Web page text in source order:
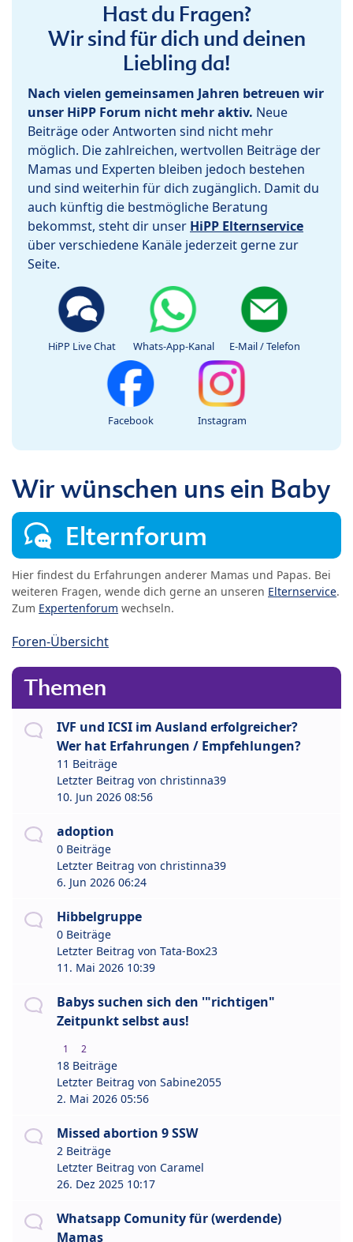
Hast du Fragen?
Wir sind für dich und deinen
Liebling da!
Nach vielen gemeinsamen Jahren betreuen wir
unser HiPP Forum nicht mehr aktiv. Neue
Beiträge oder Antworten sind nicht mehr
möglich. Die zahlreichen, wertvollen Beiträge der
Mamas und Experten bleiben jedoch bestehen
und sind weiterhin für dich zugänglich. Damit du
auch künftig die bestmögliche Beratung
bekommst, steht dir unser HiPP Elternservice
über verschiedene Kanäle jederzeit gerne zur
Seite.
HiPP Live Chat Whats-App-Kanal E-Mail / Telefon
Facebook Instagram
Wir wünschen uns ein Baby
Elternforum
Hier findest du Erfahrungen anderer Mamas und Papas. Bei
weiteren Fragen, wende dich gerne an unseren Elternservice.
Zum Expertenforum wechseln.
Foren-Übersicht
Themen
IVF und ICSI im Ausland erfolgreicher?
Wer hat Erfahrungen / Empfehlungen?
11 Beiträge
Letzter Beitrag von christinna39
10. Jun 2026 08:56
adoption
0 Beiträge
Letzter Beitrag von christinna39
6. Jun 2026 06:24
Hibbelgruppe
0 Beiträge
Letzter Beitrag von Tata-Box23
11. Mai 2026 10:39
Babys suchen sich den '"richtigen"
Zeitpunkt selbst aus!
1 2
18 Beiträge
Letzter Beitrag von Sabine2055
2. Mai 2026 05:56
Missed abortion 9 SSW
2 Beiträge
Letzter Beitrag von Caramel
26. Dez 2025 10:17
Whatsapp Comunity für (werdende)
Mamas